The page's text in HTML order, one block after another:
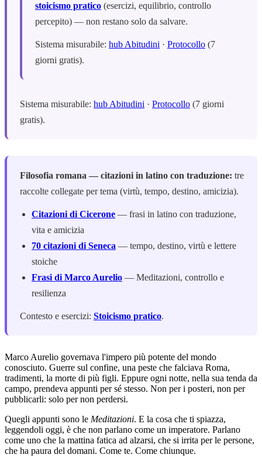
stoicismo pratico (esercizi, equilibrio, controllo
percepito) — non restano solo da salvare.
Sistema misurabile: hub Abitudini · Protocollo (7
giorni gratis).
Sistema misurabile: hub Abitudini · Protocollo (7 giorni
gratis).
Filosofia romana — citazioni in latino con traduzione: tre
raccolte collegate per tema (virtù, tempo, destino, amicizia).
Citazioni di Cicerone — frasi in latino con traduzione,
vita e amicizia
70 citazioni di Seneca — tempo, destino, virtù e lettere
stoiche
Frasi di Marco Aurelio — Meditazioni, controllo e
resilienza
Contesto e esercizi: Stoicismo pratico.
Marco Aurelio governava l'impero più potente del mondo
conosciuto. Guerre sul confine, una peste che falciava Roma,
tradimenti, la morte di più figli. Eppure ogni notte, nella sua tenda da
campo, prendeva appunti per sé stesso. Non per i posteri, non per
pubblicarli: solo per non perdersi.
Quegli appunti sono le Meditazioni. E la cosa che ti spiazza,
leggendoli oggi, è che non parlano come un imperatore. Parlano
come uno che la mattina fatica ad alzarsi, che si irrita per le persone,
che ha paura del domani. Come te. Come chiunque.